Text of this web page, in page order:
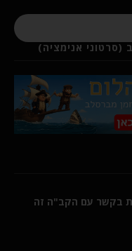
(סרטוני אנימציה)
בקשר עם הקב"ה זה